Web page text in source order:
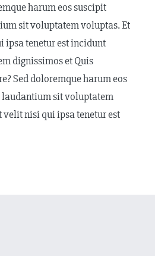
harum eos suscipit
sit voluptatem voluptas. Et
ipsa tenetur est incidunt
dignissimos et Quis
Sed doloremque harum eos
laudantium sit voluptatem
nisi qui ipsa tenetur est